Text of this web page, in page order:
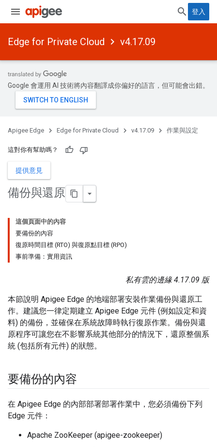
登入
Edge for Private Cloud v4.17.09
Google 會運用 AI 技術將內容翻譯成你偏好的語言，但可能會出錯。
Apigee Edge Edge for Private Cloud v4.17.09 作業與設定
這對你有幫助嗎？
提供意見
備份與還原
這個頁面中的內容
要備份的內容
復原時間目標 (RTO) 與復原點目標 (RPO)
事前準備：實用資訊
私有雲的邊緣 4.17.09 版
本節說明 Apigee Edge 的地端部署安裝作業備份與還原工
作。建議您一律定期建立 Apigee Edge 元件 (例如設定和資
料) 的備份，並確保在系統故障時執行復原作業。備份與還
原程序可讓您在不影響系統其他部分的情況下，還原整個系
統 (包括所有元件) 的狀態。
要備份的內容
在 Apigee Edge 的內部部署部署作業中，您必須備份下列
Edge 元件：
Apache ZooKeeper (apigee-zookeeper)